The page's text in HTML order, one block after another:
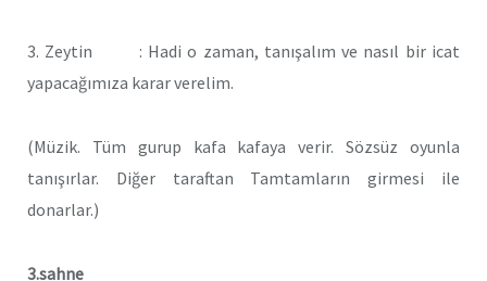
3. Zeytin : Hadi o zaman, tanışalım ve nasıl bir icat
yapacağımıza karar verelim.
(Müzik. Tüm gurup kafa kafaya verir. Sözsüz oyunla
tanışırlar. Diğer taraftan Tamtamların girmesi ile
donarlar.)
3.sahne